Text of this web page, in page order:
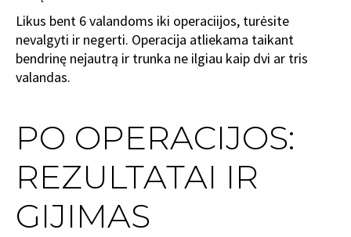
Likus bent 6 valandoms iki operaciijos, turėsite
nevalgyti ir negerti. Operacija atliekama taikant
bendrinę nejautrą ir trunka ne ilgiau kaip dvi ar tris
valandas.
PO OPERACIJOS:
REZULTATAI IR
GIJIMAS